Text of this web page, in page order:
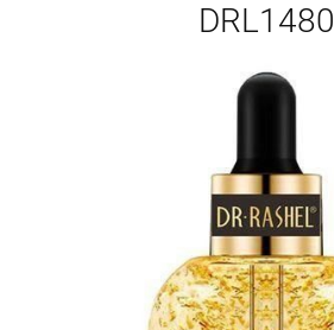
DRL1480